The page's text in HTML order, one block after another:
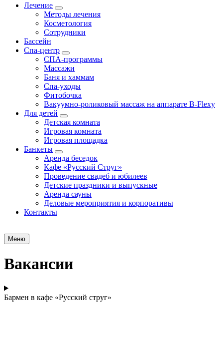
Лечение
expand
child
menu
Методы лечения
Косметология
Сотрудники
Бассейн
Спа-центр
expand
child
menu
СПА-программы
Массажи
Баня и хаммам
Спа-уходы
Фитобочка
Вакуумно-роликовый массаж на аппарате B-Flexy
Для детей
expand
child
menu
Детская комната
Игровая комната
Игровая площадка
Банкеты
expand
child
menu
Аренда беседок
Кафе «Русский Струг»
Проведение свадеб и юбилеев
Детские праздники и выпускные
Аренда сауны
Деловые мероприятия и корпоративы
Контакты
Menu
Меню
Вакансии
Бармен в кафе «Русский струг»